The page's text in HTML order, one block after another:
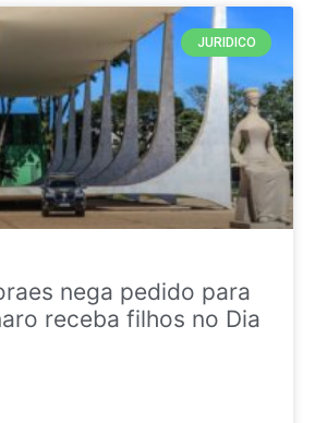
JURIDICO
nega pedido para
receba filhos no Dia